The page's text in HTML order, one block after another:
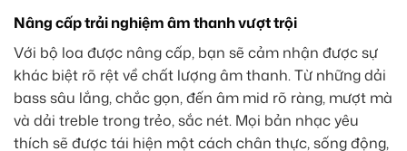
Nâng cấp trải nghiệm âm thanh vượt trội
Với bộ loa được nâng cấp, bạn sẽ cảm nhận được sự
khác biệt rõ rệt về chất lượng âm thanh. Từ những dải
bass sâu lắng, chắc gọn, đến âm mid rõ ràng, mượt mà
và dải treble trong trẻo, sắc nét. Mọi bản nhạc yêu
thích sẽ được tái hiện một cách chân thực, sống động,